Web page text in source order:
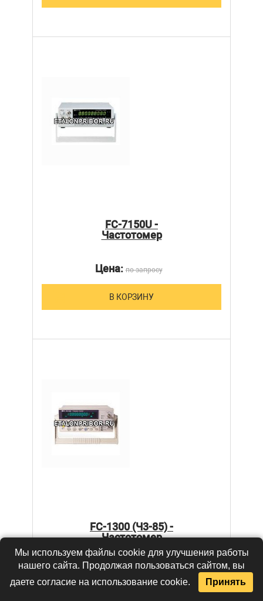
FC-7150U -
Частотомер
Цена:по запросу
В КОРЗИНУ
FC-1300 (Ч3-85) -
Частотомер
Цена:
Мы используем файлы cookie для улучшения работы
нашего сайта. Продолжая пользоваться сайтом, вы
даете согласие на использование cookie.
Принять